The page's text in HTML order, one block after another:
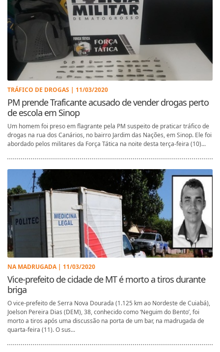
TRÁFICO DE DROGAS | 11/03/2020
PM prende Traficante acusado de vender drogas perto
de escola em Sinop
Um homem foi preso em flagrante pela PM suspeito de praticar tráfico de
drogas na rua dos Canários, no bairro Jardim das Nações, em Sinop. Ele foi
abordado pelos militares da Força Tática na noite desta terça-feira (10)...
NA MADRUGADA | 11/03/2020
Vice-prefeito de cidade de MT é morto a tiros durante
briga
O vice-prefeito de Serra Nova Dourada (1.125 km ao Nordeste de Cuiabá),
Joelson Pereira Dias (DEM), 38, conhecido como ‘Neguim do Bento’, foi
morto a tiros após uma discussão na porta de um bar, na madrugada de
quarta-feira (11). O sus...